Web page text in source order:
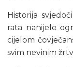
Historija
rata nanijele
cijelom
svim nevinim